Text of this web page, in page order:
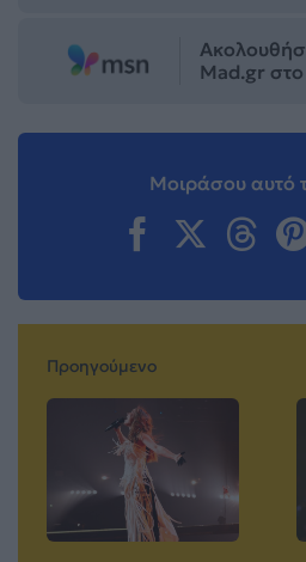
Mad.gr
Μοιράσου αυτό
Προηγούμενο